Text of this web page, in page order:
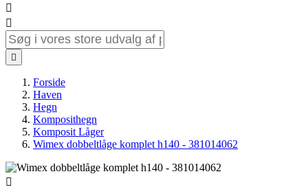



Forside
Haven
Hegn
Komposithegn
Komposit Låger
Wimex dobbeltlåge komplet h140 - 381014062
